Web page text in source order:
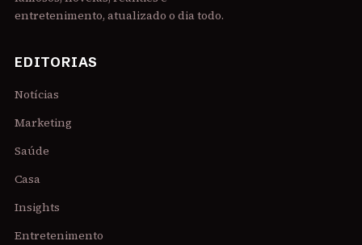
entretenimento, atualizado o dia todo.
EDITORIAS
Notícias
Marketing
Saúde
Casa
Insights
Entretenimento